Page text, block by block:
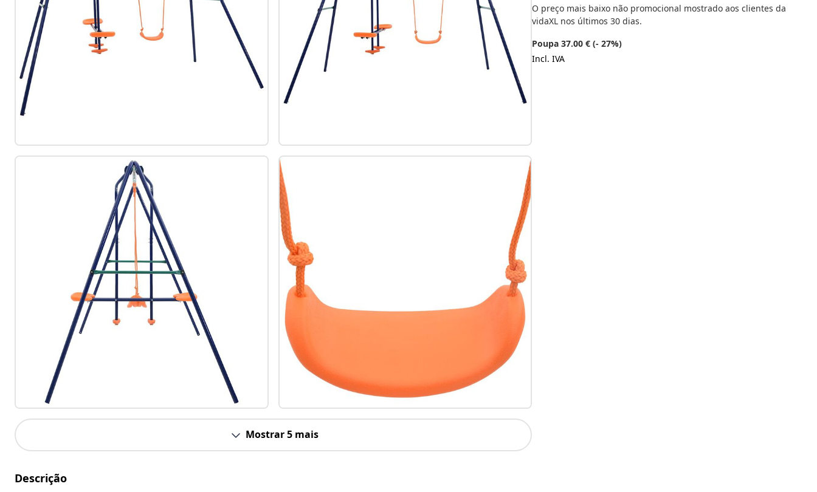
Mostrar 5 mais
Descrição
O preço mais baixo não promocional mostrado aos clientes da
vidaXL nos últimos 30 dias.
Poupa 37.00 € (- 27%)
Incl. IVA